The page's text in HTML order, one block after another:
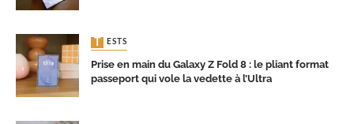
TESTS
Prise en main du Galaxy Z Fold 8 : le pliant format
passeport qui vole la vedette à l’Ultra